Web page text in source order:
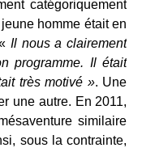
catégoriquement
homme était en
Il nous a clairement
programme. Il était
très motivé ». Une
une autre. En 2011,
similaire
sous la contrainte,